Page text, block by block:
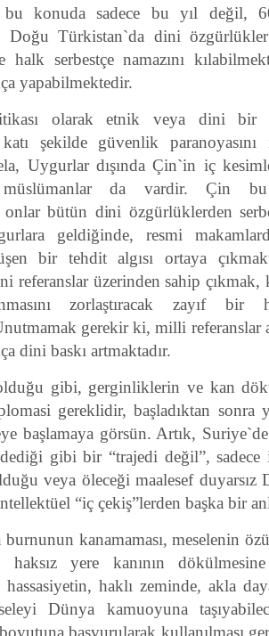
bu konuda sadece bu yıl değil,
Doğu Türkistan`da dini
halk serbestçe namazını
yapabilmektedir.
olarak etnik veya dini bir
şekilde güvenlik
Uygurlar dışında Çin`in iç
da vardir. Çin bu
onlar bütün dini özgürlüklerden
geldiğinde, resmi
bir tehdit algısı ortaya
referanslar üzerinden sahip çıkmak,
zorlaştıracak zayıf bir
gerekir ki, milli referanslar
dini baskı artmaktadır.
gibi, gerginliklerin ve kan
gereklidir, başladıktan
başlamaya görsün. Artık,
gibi bir “trajedi değil”, sadece
veya öleceği maalesef
“iç çekiş”lerden başka bir
kanamaması, meselenin
yere kanının
haklı zeminde, akla
Dünya kamuoyuna
başvurularak kullanılması